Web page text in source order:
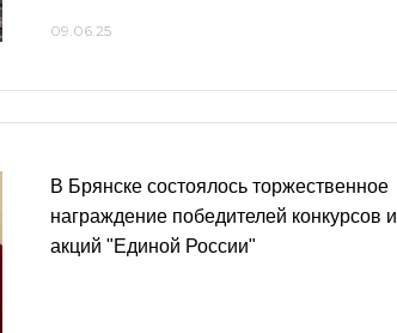
09.06.25
В Брянске состоялось торжественное
награждение победителей конкурсов и
акций "Единой России"